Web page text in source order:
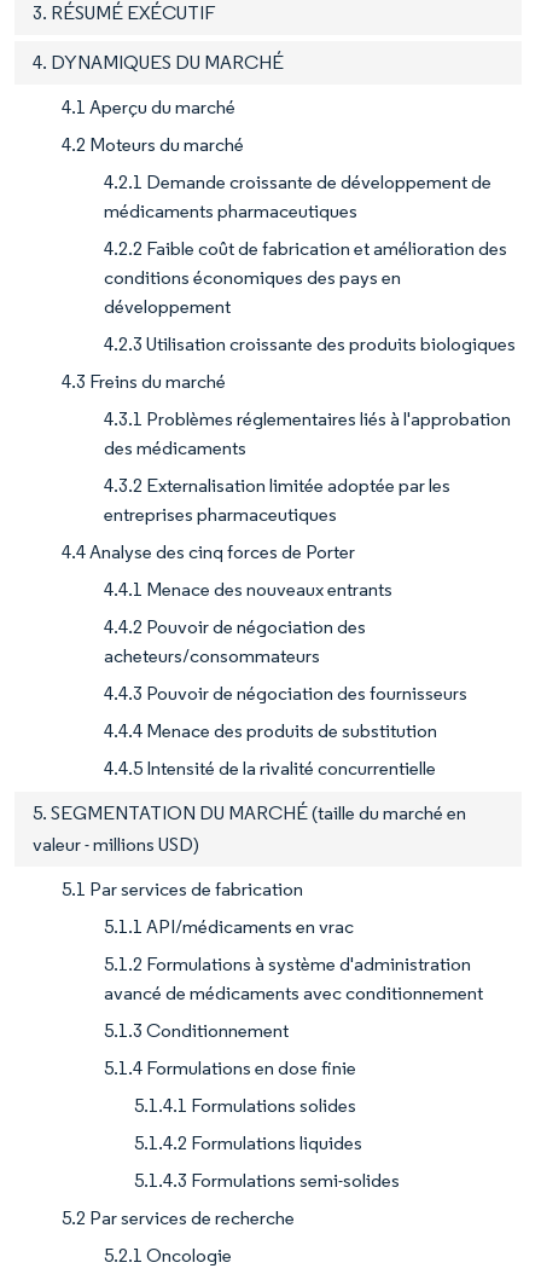
3. RÉSUMÉ EXÉCUTIF
4. DYNAMIQUES DU MARCHÉ
4.1 Aperçu du marché
4.2 Moteurs du marché
4.2.1 Demande croissante de développement de
médicaments pharmaceutiques
4.2.2 Faible coût de fabrication et amélioration des
conditions économiques des pays en
développement
4.2.3 Utilisation croissante des produits biologiques
4.3 Freins du marché
4.3.1 Problèmes réglementaires liés à l'approbation
des médicaments
4.3.2 Externalisation limitée adoptée par les
entreprises pharmaceutiques
4.4 Analyse des cinq forces de Porter
4.4.1 Menace des nouveaux entrants
4.4.2 Pouvoir de négociation des
acheteurs/consommateurs
4.4.3 Pouvoir de négociation des fournisseurs
4.4.4 Menace des produits de substitution
4.4.5 Intensité de la rivalité concurrentielle
5. SEGMENTATION DU MARCHÉ (taille du marché en
valeur - millions USD)
5.1 Par services de fabrication
5.1.1 API/médicaments en vrac
5.1.2 Formulations à système d'administration
avancé de médicaments avec conditionnement
5.1.3 Conditionnement
5.1.4 Formulations en dose finie
5.1.4.1 Formulations solides
5.1.4.2 Formulations liquides
5.1.4.3 Formulations semi-solides
5.2 Par services de recherche
5.2.1 Oncologie